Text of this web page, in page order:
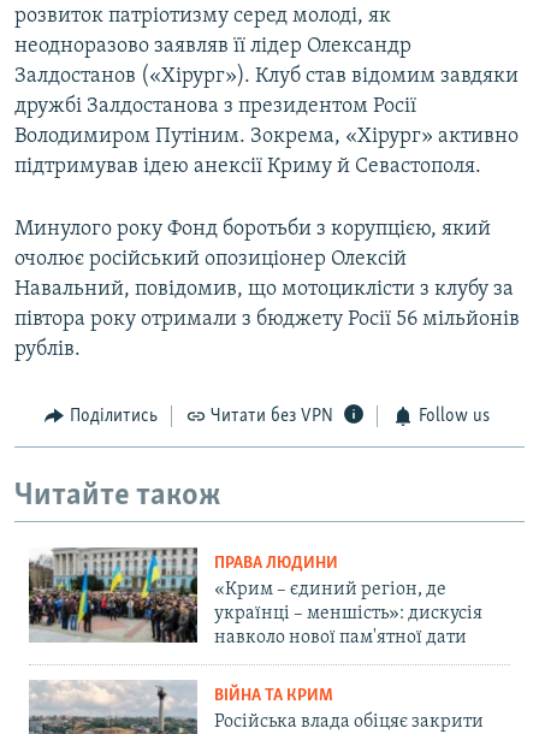
розвиток патріотизму серед молоді, як
неодноразово заявляв її лідер Олександр
Залдостанов («Хірург»). Клуб став відомим завдяки
дружбі Залдостанова з президентом Росії
Володимиром Путіним. Зокрема, «Хірург» активно
підтримував ідею анексії Криму й Севастополя.
Минулого року Фонд боротьби з корупцією, який
очолює російський опозиціонер Олексій
Навальний, повідомив, що мотоциклісти з клубу за
півтора року отримали з бюджету Росії 56 мільйонів
рублів.
Поділитись Читати без VPN Follow us
Читайте також
ПРАВА ЛЮДИНИ
«Крим – єдиний регіон, де
українці – меншість»: дискусія
навколо нової пам'ятної дати
ВІЙНА ТА КРИМ
Російська влада обіцяє закрити